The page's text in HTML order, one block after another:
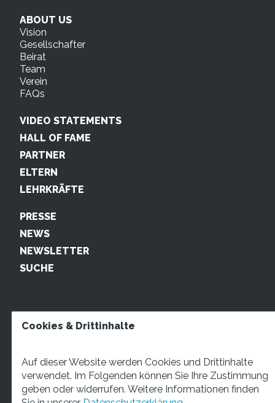
ABOUT US
Vision
Gesellschafter
Beirat
Team
Verein
FAQs
VIDEO STATEMENTS
HALL OF FAME
PARTNER
ELTERN
LEHRKRÄFTE
PRESSE
NEWS
NEWSLETTER
SUCHE
STARTUP TEENS Münsterstraße 5, 59065 Hamm. Fon:
Cookies & Drittinhalte
Auf dieser Website werden Cookies und Drittinhalte
verwendet. Im Folgenden können Sie Ihre Zustimmung
geben oder widerrufen. Weitere Informationen finden